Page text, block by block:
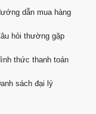
dẫn mua hàng
hỏi thường gặp
thức thanh toán
sách đại lý